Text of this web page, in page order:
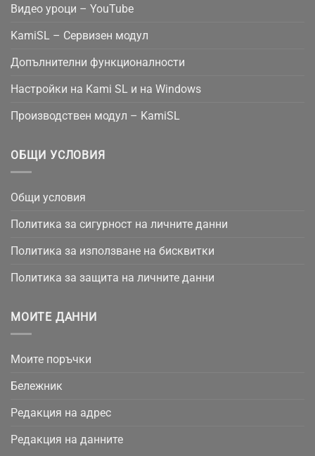
Видео уроци – YouTube
KamiSL – Сервизен модул
Допълнителни функционалности
Настройки на Kami SL и на Windows
Производствен модул – KamiSL
ОБЩИ УСЛОВИЯ
Общи условия
Политика за сигурност на личните данни
Политика за използване на бисквитки
Политика за защита на личните данни
МОИТЕ ДАННИ
Моите поръчки
Бележник
Редакция на адрес
Редакция на данните